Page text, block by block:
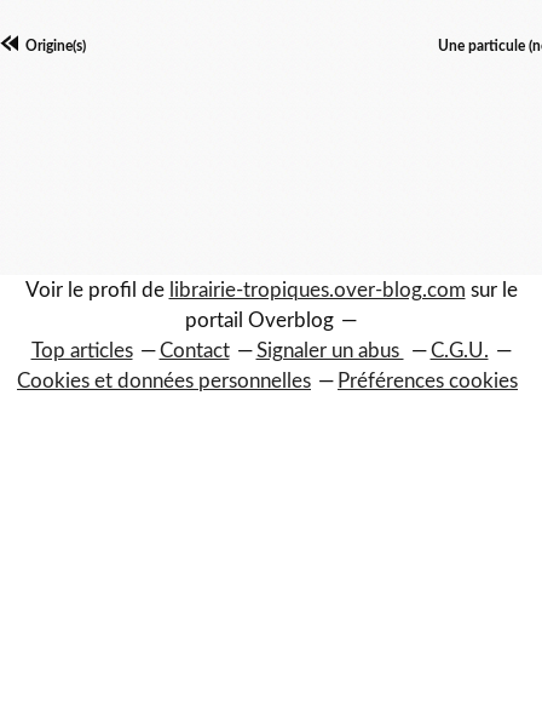
Origine(s) Une particule
Voir le profil de librairie-tropiques.over-blog.com sur le
portail Overblog
Top articles
Contact Signaler un abus
C.G.U.
Cookies et données personnelles
Préférences cookies